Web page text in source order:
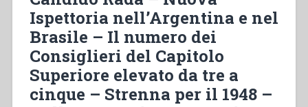
Ispettoria nell’Argentina e nel
Brasile – Il numero dei
Consiglieri del Capitolo
Superiore elevato da tre a
cinque – Strenna per il 1948 –